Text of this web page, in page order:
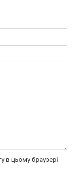
в цьому браузері